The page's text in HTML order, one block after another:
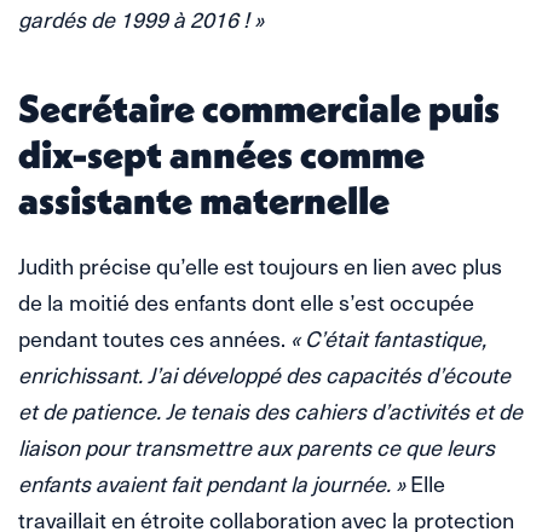
gardés de 1999 à 2016 ! »
Secrétaire commerciale puis
dix-sept années comme
assistante maternelle
Judith précise qu’elle est toujours en lien avec plus
de la moitié des enfants dont elle s’est occupée
pendant toutes ces années. « C’était fantastique,
enrichissant. J’ai développé des capacités d’écoute
et de patience. Je tenais des cahiers d’activités et de
liaison pour transmettre aux parents ce que leurs
enfants avaient fait pendant la journée. »Elle
travaillait en étroite collaboration avec la protection